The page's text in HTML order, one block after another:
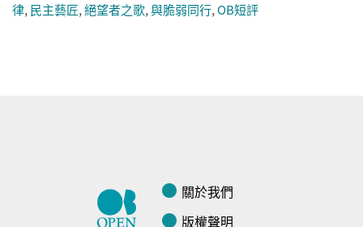
律,民主藝匠,絕望者之歌,與脆弱同行,OB短評
關於我們
版權聲明